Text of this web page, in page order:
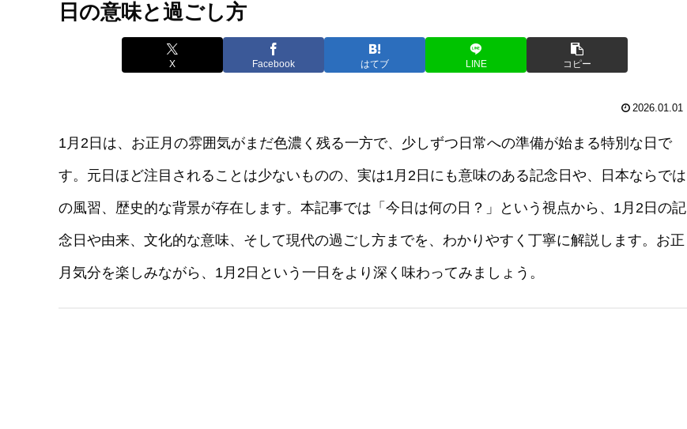
日の意味と過ごし方
X Facebook はてブ LINE コピー
2026.01.01
1月2日は、お正月の雰囲気がまだ色濃く残る一方で、少しずつ日常への準備が始まる特別な日で
す。元日ほど注目されることは少ないものの、実は1月2日にも意味のある記念日や、日本ならでは
の風習、歴史的な背景が存在します。本記事では「今日は何の日？」という視点から、1月2日の記
念日や由来、文化的な意味、そして現代の過ごし方までを、わかりやすく丁寧に解説します。お正
月気分を楽しみながら、1月2日という一日をより深く味わってみましょう。